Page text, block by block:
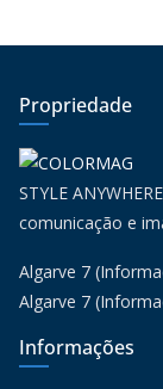
Propriedade
STYLE
comunicação e
Algarve 7
Algarve 7
Informações